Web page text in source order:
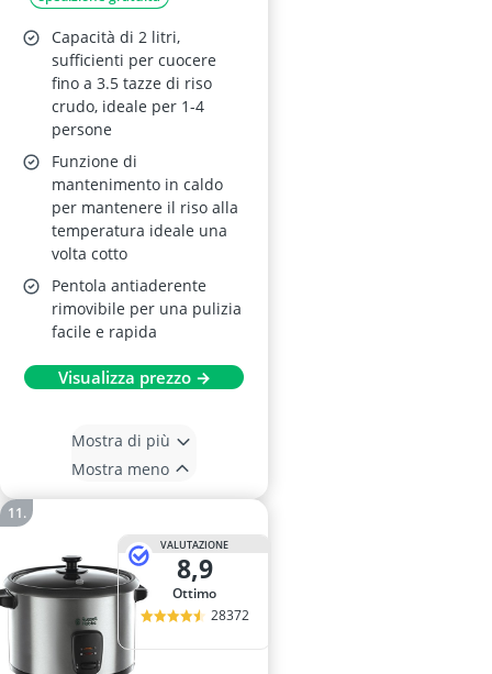
Capacità di 2 litri,
sufficienti per cuocere
fino a 3.5 tazze di riso
crudo, ideale per 1-4
persone
Funzione di
mantenimento in caldo
per mantenere il riso alla
temperatura ideale una
volta cotto
Pentola antiaderente
rimovibile per una pulizia
facile e rapida
Visualizza prezzo →
Mostra di più
Mostra meno
VALUTAZIONE
8,9
Ottimo
28372